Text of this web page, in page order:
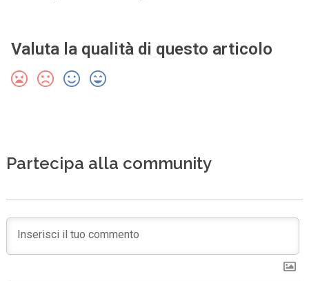
Valuta la qualità di questo articolo
Partecipa alla community